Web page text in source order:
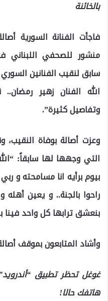
بالخائنة
فاجأت الفنانة السورية
منشور للصحفي اللبناني
سابق لنقيب الفنانين
الله الفنان زهير
وتفاصيل كثيرة”.
وعزت أصالة بوفاة النقيب،
التي وجهها لها سابقاً:
بيوم برأيه انا مسامحته و
راحوا بالجنة.. و يعين أهله
بنعشق ترابها كل واحد فينا
وأشاد المتابعون بموقف
غوغل تحظر تطبيق
هاتفك حالا!